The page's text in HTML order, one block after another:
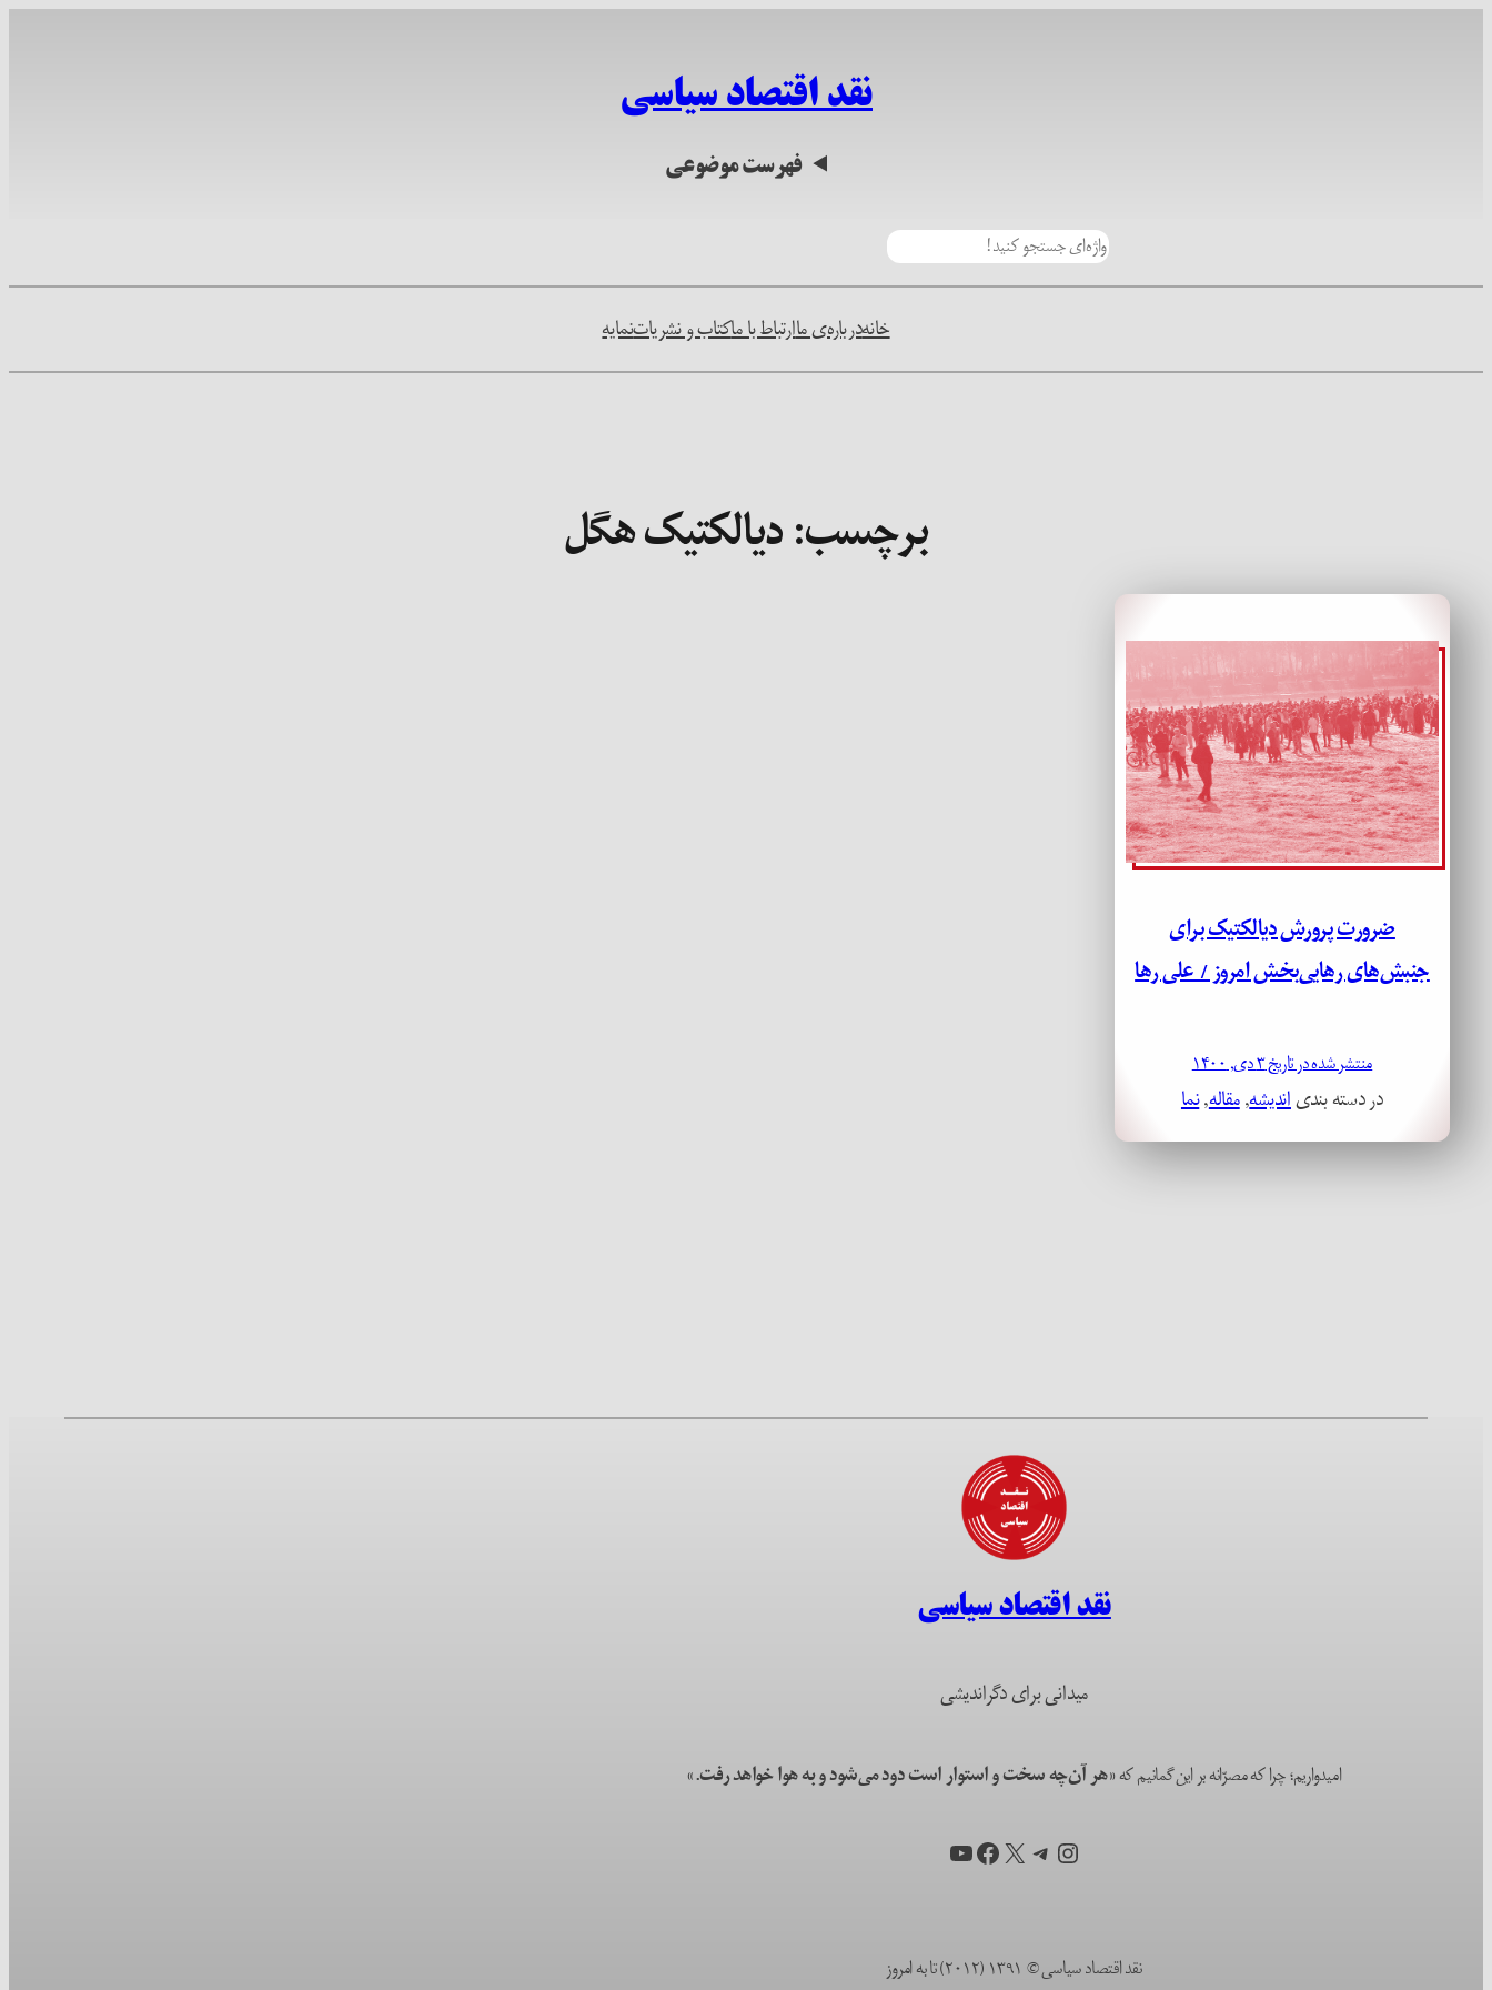
نقد اقتصاد سیاسی
فهرست موضوعی
خانهدرباره‌ی ماارتباط با ماکتاب و نشریاتنمایه
برچسب:دیالکتیک هگل
ضرورت پرورش دیالکتیک برای
جنبش‌های رهایی‌بخش امروز / علی رها
منتشر شده در تاریخ ۳ دی, ۱۴۰۰
در دسته بندیاندیشه, مقاله, نما
نقد اقتصاد سیاسی
میدانی برای دگراندیشی
امیدواریم؛ چرا که مصرّانه بر این گمانیم که«هر آن‌چه سخت و استوار است دود می‌شود و به هوا خواهد رفت.»
اینستاگرم
تلگرام
X فیس‌بوک
یوتیوب
نقد اقتصاد سیاسی © ۱۳۹۱ (۲۰۱۲) تا به امروز